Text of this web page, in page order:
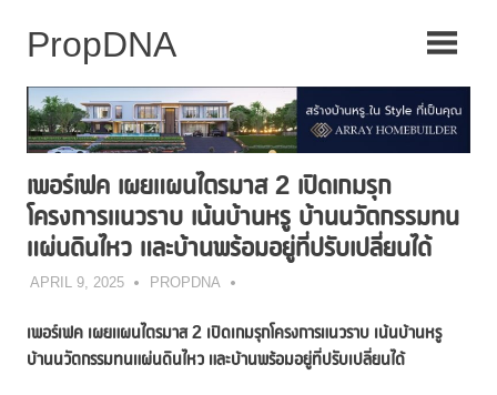
เพอร์เฟค เผยแผนไตรมาส 2 เปิดเกมรุก
โครงการแนวราบ เน้นบ้านหรู บ้านนวัตกรรมทน
แผ่นดินไหว และบ้านพร้อมอยู่ที่ปรับเปลี่ยนได้
APRIL 9, 2025 PROPDNA
เพอร์เฟค เผยแผนไตรมาส2 เปิดเกมรุกโครงการแนวราบ เน้นบ้านหรู
บ้านนวัตกรรมทนแผ่นดินไหว และบ้านพร้อมอยู่ที่ปรับเปลี่ยนได้